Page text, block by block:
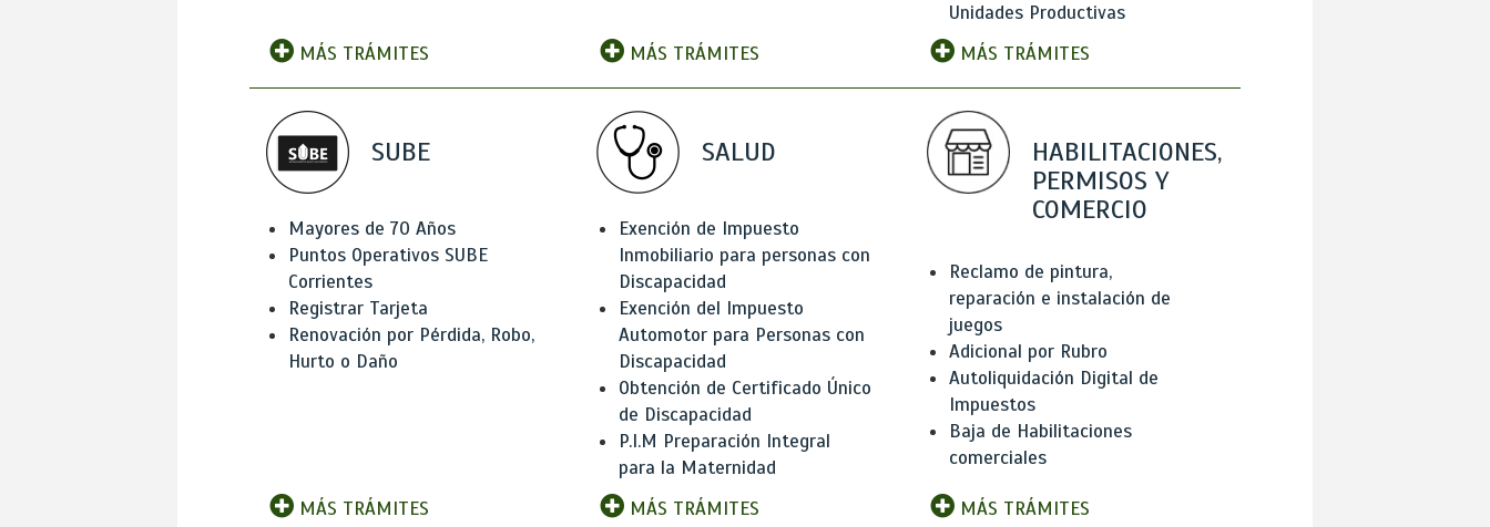
MÁS TRÁMITES MÁS TRÁMITES
Unidades Productivas
MÁS TRÁMITES
SUBE
Mayores de 70 Años
Puntos Operativos SUBE
Corrientes
Registrar Tarjeta
Renovación por Pérdida, Robo,
Hurto o Daño
MÁS TRÁMITES
SALUD
Exención de Impuesto
Inmobiliario para personas con
Discapacidad
Exención del Impuesto
Automotor para Personas con
Discapacidad
Obtención de Certificado Único
de Discapacidad
P.I.M Preparación Integral
para la Maternidad
MÁS TRÁMITES
HABILITACIONES,
PERMISOS Y
COMERCIO
Reclamo de pintura,
reparación e instalación de
juegos
Adicional por Rubro
Autoliquidación Digital de
Impuestos
Baja de Habilitaciones
comerciales
MÁS TRÁMITES